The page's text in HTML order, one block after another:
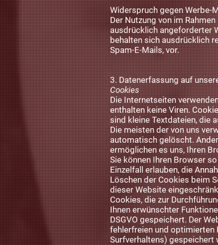
Widerspruch gegen Werbe-
Der Nutzung von im
ausdrücklich angeforderter
behalten sich ausdrücklich
Spam-E-Mails, vor.
3. Datenerfassung auf
Cookies
Die Internetseiten
enthalten keine Viren.
sind kleine Textdateien, die
Die meisten der von uns
automatisch gelöscht.
ermöglichen es uns, Ihren
Sie können Ihren Browser
Einzelfall erlauben, die
Löschen der Cookies beim
dieser Website
Cookies, die zur
Ihnen erwünschter
DSGVO gespeichert. Der
fehlerfreien und optimierten
Surfverhaltens) gespeichert